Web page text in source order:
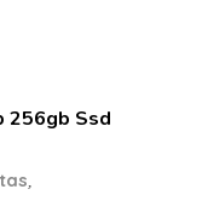
256gb Ssd